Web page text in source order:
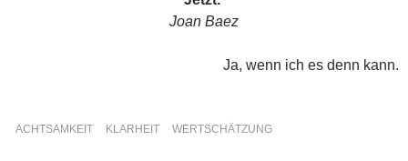
Joan Baez
Ja, wenn ich es denn kann.
ACHTSAMKEIT KLARHEIT WERTSCHÄTZUNG